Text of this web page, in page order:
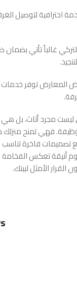
احترافية لتوصيل
غالباً تأتي
المعارض توفر خدمات
ليست مجرد أثاث، بل
فهي تمنح منزلك
تصميمات فاخرة
أنيقة تعكس الفخامة
الأمثل لبيتك.